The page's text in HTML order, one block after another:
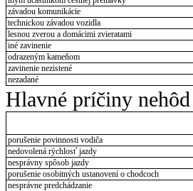
závadou komunikácie
technickou závadou vozidla
lesnou zverou a domácimi zvieratami
iné zavinenie
odrazeným kameňom
zavinenie nezistené
nezadané
Hlavné príčiny
porušenie povinnosti vodiča
nedovolená rýchlosť jazdy
nesprávny spôsob jazdy
porušenie osobitných ustanovení o chodcoch
nesprávne predchádzanie